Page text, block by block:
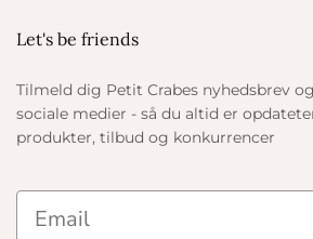
Let's be friends
Tilmeld dig Petit Crabes nyhedsbrev
sociale medier - så du altid er
produkter, tilbud og konkurrencer